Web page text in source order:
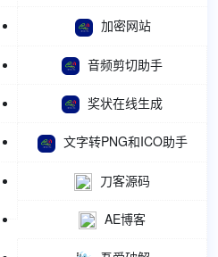
加密网站
音频剪切助手
奖状在线生成
文字转PNG和ICO助手
刀客源码
AE博客